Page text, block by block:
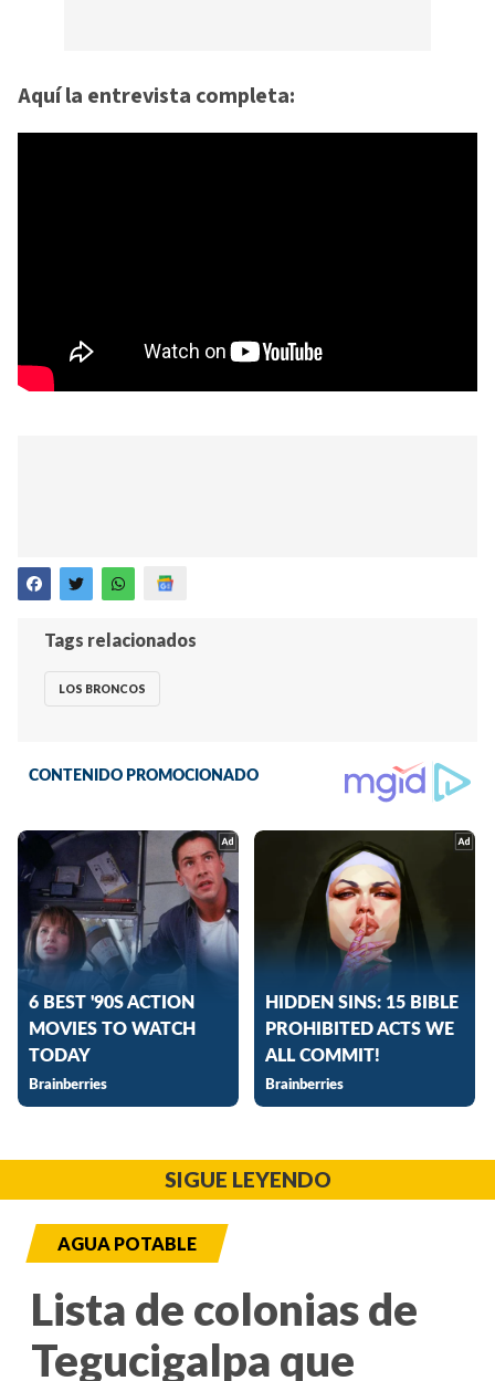
Aquí la entrevista completa:
Tags relacionados
LOS BRONCOS
SIGUE LEYENDO
AGUA POTABLE
Lista de colonias de
Tegucigalpa que